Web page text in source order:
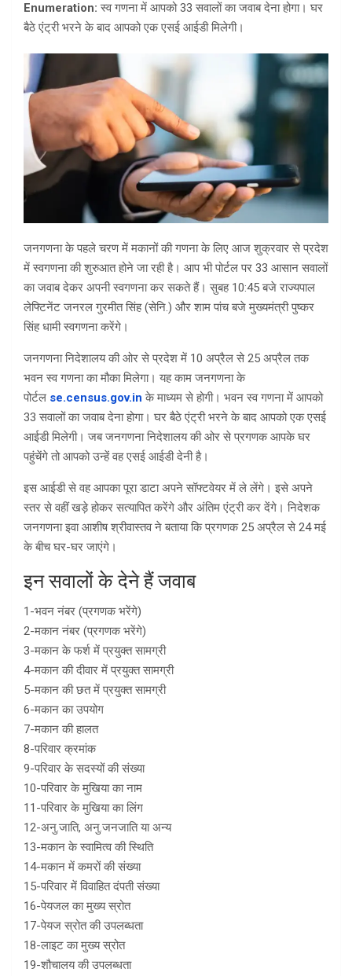
Enumeration:स्व गणना में आपको 33 सवालों का जवाब देना होगा। घर
बैठे एंट्री भरने के बाद आपको एक एसई आईडी मिलेगी।
जनगणना के पहले चरण में मकानों की गणना के लिए आज शुक्रवार से प्रदेश
में स्वगणना की शुरुआत होने जा रही है। आप भी पोर्टल पर 33 आसान सवालों
का जवाब देकर अपनी स्वगणना कर सकते हैं। सुबह 10:45 बजे राज्यपाल
लेफ्टिनेंट जनरल गुरमीत सिंह (सेनि.) और शाम पांच बजे मुख्यमंत्री पुष्कर
सिंह धामी स्वगणना करेंगे।
जनगणना निदेशालय की ओर से प्रदेश में 10 अप्रैल से 25 अप्रैल तक
भवन स्व गणना का मौका मिलेगा। यह काम जनगणना के
पोर्टल se.census.gov.inके माध्यम से होगी। भवन स्व गणना में आपको
33 सवालों का जवाब देना होगा। घर बैठे एंट्री भरने के बाद आपको एक एसई
आईडी मिलेगी। जब जनगणना निदेशालय की ओर से प्रगणक आपके घर
पहुंचेंगे तो आपको उन्हें वह एसई आईडी देनी है।
इस आईडी से वह आपका पूरा डाटा अपने सॉफ्टवेयर में ले लेंगे। इसे अपने
स्तर से वहीं खड़े होकर सत्यापित करेंगे और अंतिम एंट्री कर देंगे। निदेशक
जनगणना इवा आशीष श्रीवास्तव ने बताया कि प्रगणक 25 अप्रैल से 24 मई
के बीच घर-घर जाएंगे।
इन सवालों के देने हैं जवाब
1-भवन नंबर (प्रगणक भरेंगे)
2-मकान नंबर (प्रगणक भरेंगे)
3-मकान के फर्श में प्रयुक्त सामग्री
4-मकान की दीवार में प्रयुक्त सामग्री
5-मकान की छत में प्रयुक्त सामग्री
6-मकान का उपयोग
7-मकान की हालत
8-परिवार क्रमांक
9-परिवार के सदस्यों की संख्या
10-परिवार के मुखिया का नाम
11-परिवार के मुखिया का लिंग
12-अनु.जाति, अनु.जनजाति या अन्य
13-मकान के स्वामित्व की स्थिति
14-मकान में कमरों की संख्या
15-परिवार में विवाहित दंपती संख्या
16-पेयजल का मुख्य स्रोत
17-पेयज स्रोत की उपलब्धता
18-लाइट का मुख्य स्रोत
19-शौचालय की उपलब्धता